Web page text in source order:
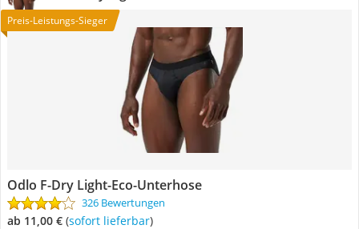
Preis-Leistungs-Sieger
Odlo F-Dry Light-Eco-Unterhose
326 Bewertungen
ab 11,00 € ( Sofort lieferbar)